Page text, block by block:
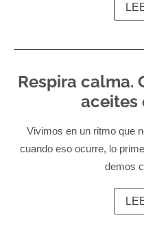
Respira calma.
aceites
Vivimos en un ritmo que
cuando eso ocurre, lo
demos